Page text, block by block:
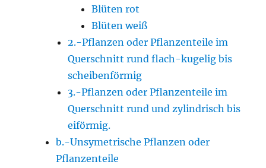
Blüten rot
Blüten weiß
2.-Pflanzen oder Pflanzenteile im
Querschnitt rund flach-kugelig bis
scheibenförmig
3.-Pflanzen oder Pflanzenteile im
Querschnitt rund und zylindrisch bis
eiförmig.
b.-Unsymetrische Pflanzen oder
Pflanzenteile